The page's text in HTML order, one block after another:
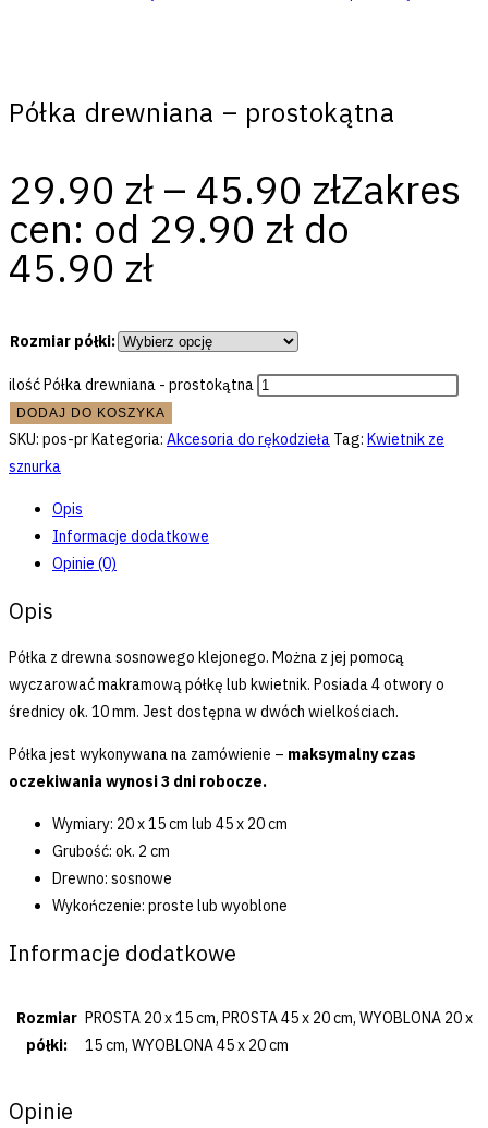
Półka drewniana – prostokątna
29.90 zł – 45.90 złZakres
cen: od 29.90 zł do
45.90 zł
Rozmiar półki:
ilość Półka drewniana - prostokątna
DODAJ DO KOSZYKA
SKU: pos-prKategoria: Akcesoria do rękodzieła Tag: Kwietnik ze
sznurka
Opis
Informacje dodatkowe
Opinie (0)
Opis
Półka z drewna sosnowego klejonego. Można z jej pomocą
wyczarować makramową półkę lub kwietnik. Posiada 4 otwory o
średnicy ok. 10 mm. Jest dostępna w dwóch wielkościach.
Półka jest wykonywana na zamówienie – maksymalny czas
oczekiwania wynosi 3 dni robocze.
Wymiary: 20 x 15 cm lub 45 x 20 cm
Grubość: ok. 2 cm
Drewno: sosnowe
Wykończenie: proste lub wyoblone
Informacje dodatkowe
Rozmiar
półki:
PROSTA 20 x 15 cm, PROSTA 45 x 20 cm, WYOBLONA 20 x
15 cm, WYOBLONA 45 x 20 cm
Opinie